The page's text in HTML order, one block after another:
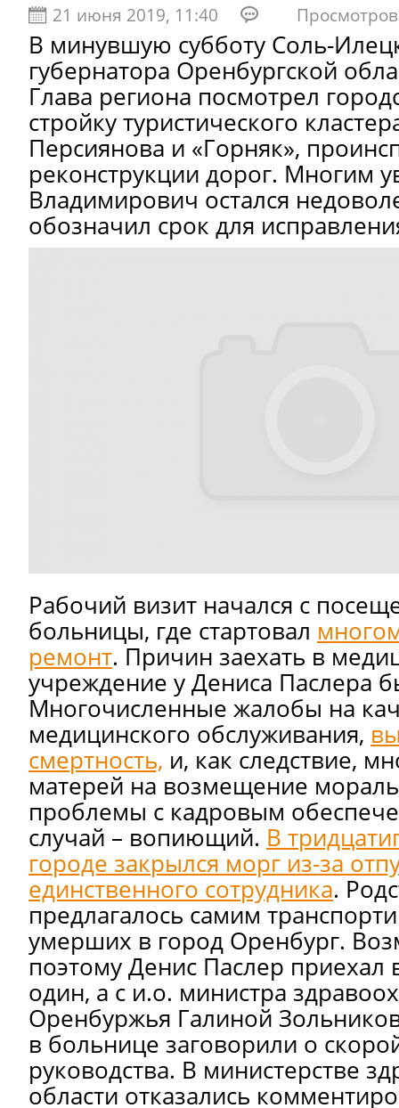
21 июня 2019, 11:40
В минувшую субботу Соль-
губернатора Оренбургской
Глава региона посмотрел
стройку туристического
Персиянова и «Горняк»,
реконструкции дорог. Многим
Владимирович остался
обозначил срок для
Рабочий визит начался с
больницы, где стартовал
ремонт. Причин заехать в
учреждение у Дениса Паслера
Многочисленные жалобы на
медицинского обслуживания,
смертность, и, как следствие,
матерей на возмещение
проблемы с кадровым
случай – вопиющий. В
городе закрылся морг из-за
единственного сотрудника.
предлагалось самим
умерших в город Оренбург.
поэтому Денис Паслер приехал
один, а с и.о. министра
Оренбуржья Галиной
в больнице заговорили о
руководства. В министерстве
области отказались